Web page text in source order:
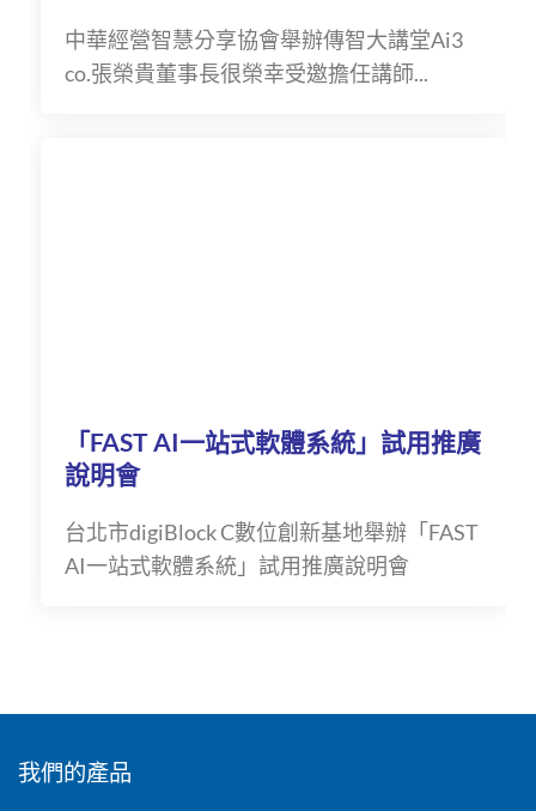
中華經營智慧分享協會舉辦傳智大講堂Ai3
co.張榮貴董事長很榮幸受邀擔任講師...
「FAST AI一站式軟體系統」試用推廣
說明會
台北市digiBlock C數位創新基地舉辦「FAST
AI一站式軟體系統」試用推廣說明會
我們的產品